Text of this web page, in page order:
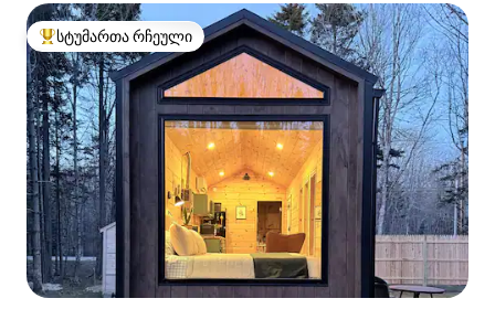
სტუმართა რჩეული მოწინავე ვარიანტი
სტუმართა რჩეული